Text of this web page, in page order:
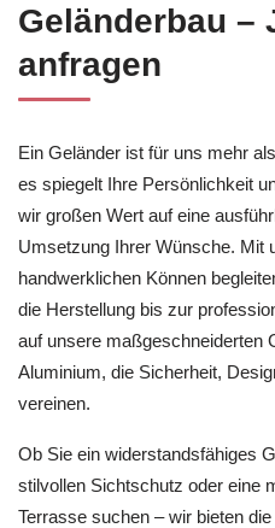
Geländerbau –
anfragen
Ein Geländer ist für uns mehr
es spiegelt Ihre Persönlichkeit
wir großen Wert auf eine
Umsetzung Ihrer Wünsche. Mit
handwerklichen Können
die Herstellung bis zur
auf unsere maßgeschneiderten
Aluminium, die Sicherheit,
vereinen.
Ob Sie ein widerstandsfähiges
stilvollen Sichtschutz oder eine
Terrasse suchen – wir bieten